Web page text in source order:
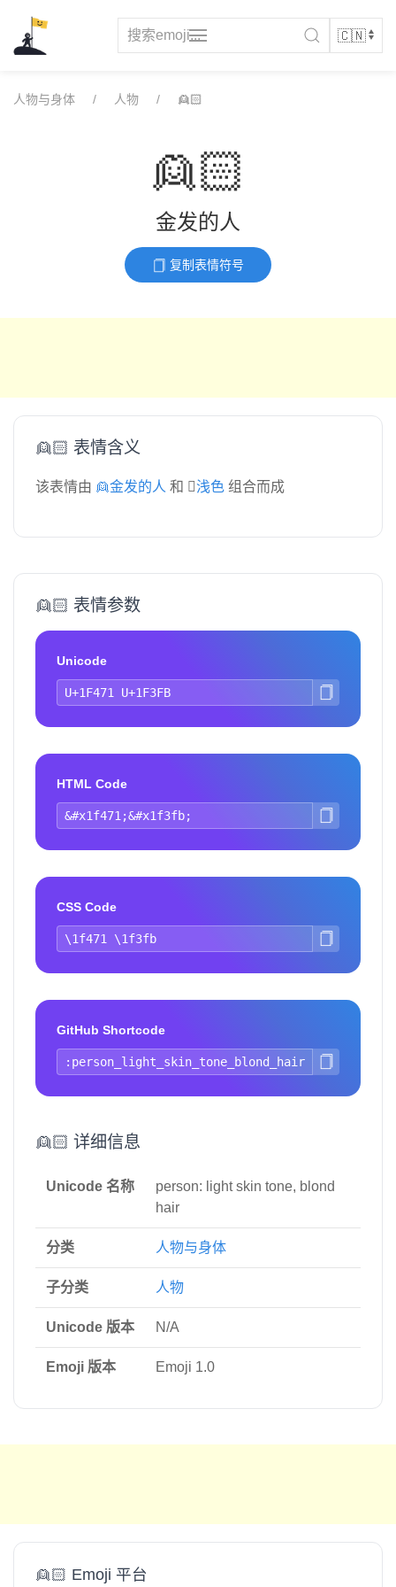
content
人物与身体 人物 👱🏻
👱🏻
金发的人
复制表情符号
👱🏻 表情含义
该表情由 👱金发的人 和🏻浅色 组合而成
👱🏻 表情参数
Unicode
HTML Code
CSS Code
GitHub Shortcode
👱🏻 详细信息
Unicode 名称
person: light skin tone, blond
hair
分类 人物与身体
子分类 人物
Unicode 版本 N/A
Emoji 版本 Emoji 1.0
👱🏻 Emoji 平台